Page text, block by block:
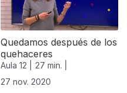
Quedamos después de los
quehaceres
Aula 12 |
27 min. |
27 nov. 2020